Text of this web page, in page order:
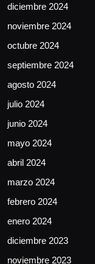
diciembre 2024
noviembre 2024
octubre 2024
septiembre 2024
agosto 2024
julio 2024
junio 2024
mayo 2024
abril 2024
marzo 2024
febrero 2024
enero 2024
diciembre 2023
noviembre 2023